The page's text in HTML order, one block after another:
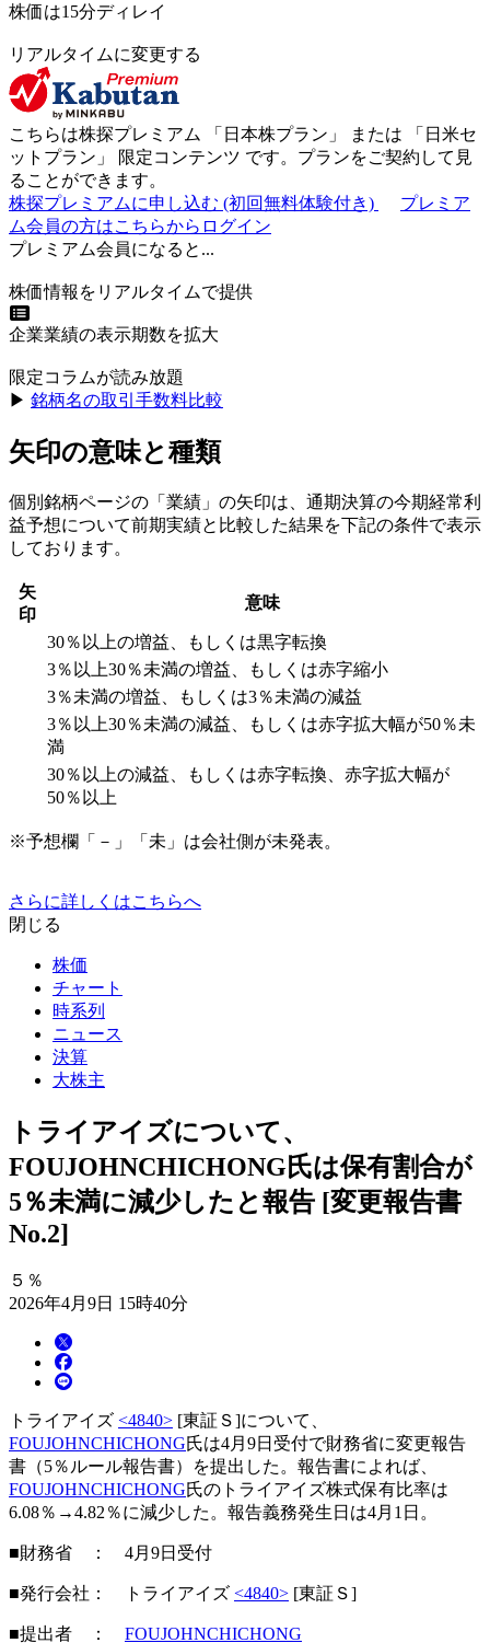
株価は15分ディレイ
リアルタイムに変更する
こちらは株探プレミアム 「 日本株プラン 」 または 「 日米セ
ットプラン 」 限定コンテンツ です。プランをご契約して見
ることができます。
株探プレミアムに申し込む (初回無料体験付き)
プレミア
ム会員の方はこちらからログイン
プレミアム会員になると...
株価情報をリアルタイムで提供
企業業績の表示期数を拡大
限定コラムが読み放題
▶︎ 銘柄名の取引手数料比較
矢印の意味と種類
個別銘柄ページの「業績」の矢印は、通期決算の今期経常利
益予想について前期実績と比較した結果を下記の条件で表示
しております。
矢
印
意味
30％以上の増益、もしくは黒字転換
3％以上30％未満の増益、もしくは赤字縮小
3％未満の増益、もしくは3％未満の減益
3％以上30％未満の減益、もしくは赤字拡大幅が50％未
満
30％以上の減益、もしくは赤字転換、赤字拡大幅が
50％以上
※予想欄「－」「未」は会社側が未発表。
さらに詳しくはこちらへ
閉じる
株価
チャート
時系列
ニュース
決算
大株主
トライアイズについて、
FOUJOHNCHICHONG氏は保有割合が
5％未満に減少したと報告 [変更報告書
No.2]
５％
2026年4月9日 15時40分
トライアイズ <4840> [東証Ｓ]について、
FOUJOHNCHICHONG氏は4月9日受付で財務省に変更報告
書（5％ルール報告書）を提出した。報告書によれば、
FOUJOHNCHICHONG氏のトライアイズ株式保有比率は
6.08％→4.82％に減少した。報告義務発生日は4月1日。
■財務省 ： 4月9日受付
■発行会社： トライアイズ <4840> [東証Ｓ]
■提出者 ： FOUJOHNCHICHONG